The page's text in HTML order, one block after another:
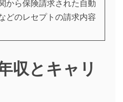
から保険請求された自動
どのレセプトの請求内容
収とキャリ